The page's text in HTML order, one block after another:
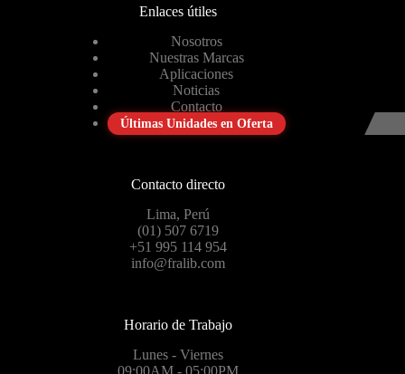
Enlaces útiles
Nosotros
Nuestras Marcas
Aplicaciones
Noticias
Contacto
Últimas Unidades en Oferta
Contacto directo
Lima, Perú
(01) 507 6719
+51 995 114 954
info@fralib.com
Horario de Trabajo
Lunes - Viernes
09:00AM - 05:00PM